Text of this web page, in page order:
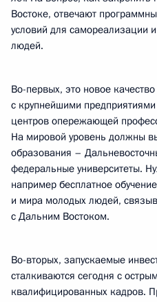
Востоке, отвечают
условий для самореализации
людей.
Во-первых, это новое
с крупнейшими
центров опережающей
На мировой уровень должны
образования –
федеральные университеты.
например бесплатное
и мира молодых людей,
с Дальним Востоком.
Во-вторых, запускаемые
сталкиваются сегодня с
квалифицированных кадров.